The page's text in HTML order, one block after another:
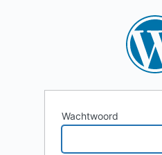
Wachtwoord